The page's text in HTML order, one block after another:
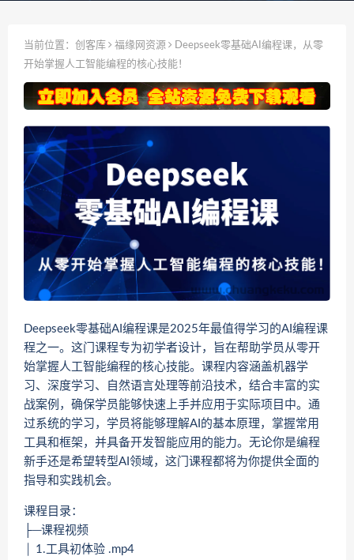
当前位置： 创客库 福缘网资源
Deepseek零基础AI编程课，从零
开始掌握人工智能编程的核心技能！
Deepseek零基础AI编程课是2025年最值得学习的AI编程课
程之一。这门课程专为初学者设计，旨在帮助学员从零开
始掌握人工智能编程的核心技能。课程内容涵盖机器学
习、深度学习、自然语言处理等前沿技术，结合丰富的实
战案例，确保学员能够快速上手并应用于实际项目中。通
过系统的学习，学员将能够理解AI的基本原理，掌握常用
工具和框架，并具备开发智能应用的能力。无论你是编程
新手还是希望转型AI领域，这门课程都将为你提供全面的
指导和实践机会。
课程目录：
├─课程视频
│ 1.工具初体验 .mp4